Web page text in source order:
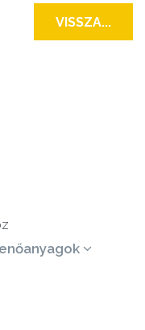
VISSZA...